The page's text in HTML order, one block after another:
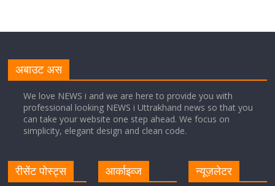
Cabinet Baithak: उत्तराखंड में श्रमिकों को हर महीने 7 तारीख
तक मिलेगी मजदूरी, ओवरटाइम पर मिलेगा दोगुना भुगतान
अबाउट अस
We love NEWS i and we are here to provide you with
professional looking NEWS i Uttrakhand news so that you
can take your website one step ahead. We focus on
simplicity, elegant design and clean code.
रीसेंट पोस्ट्स आर्काइव्ज न्यूज़लेटर